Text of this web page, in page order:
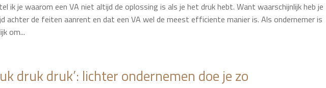
ik je waarom een VA niet altijd de oplossing is als je het druk hebt. Want waarschijnlijk heb je
achter de feiten aanrent en dat een VA wel de meest efficiente manier is. Als ondernemer is
om...
druk druk’: lichter ondernemen doe je zo